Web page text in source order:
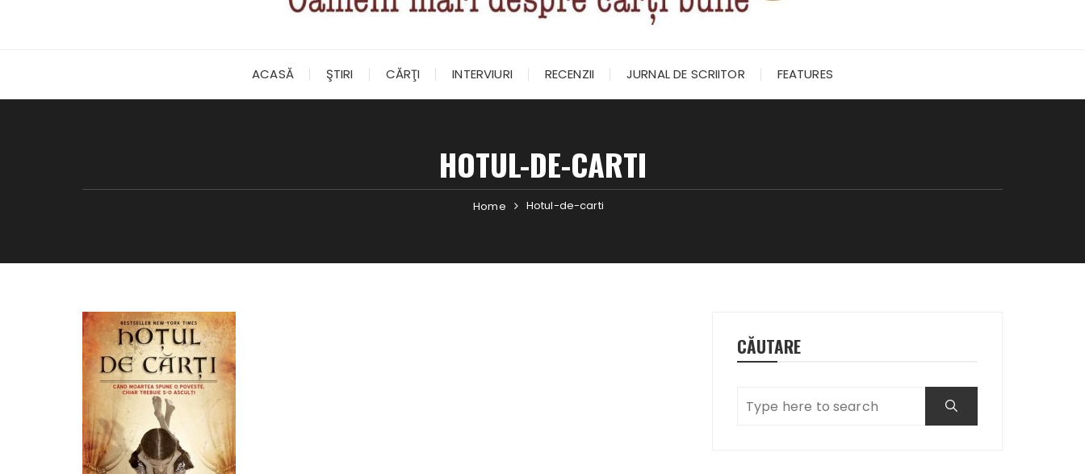
ACASĂ ŞTIRI CĂRŢI INTERVIURI RECENZII JURNAL DE SCRIITOR FEATURES
HOTUL-DE-CARTI
Home Hotul-de-carti
CĂUTARE